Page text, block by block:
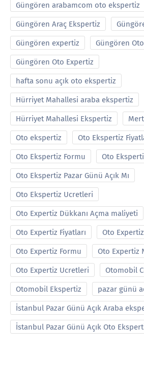
Güngören arabamcom oto ekspertiz
Güngören Araç Ekspertiz
Güngören expertiz Güngören
Güngören Oto Expertiz
hafta sonu açık oto ekspertiz
Hürriyet Mahallesi araba ekspertiz
Hürriyet Mahallesi Ekspertiz
Oto ekspertiz Oto Ekspertiz
Oto Ekspertiz Formu Oto
Oto Ekspertiz Pazar Günü Açık Mı
Oto Ekspertiz Ucretleri
Oto Expertiz Dükkanı Açma maliyeti
Oto Expertiz Fiyatları Oto
Oto Expertiz Formu Oto Expertiz
Oto Expertiz Ucretleri Otomobil
Otomobil Ekspertiz pazar günü
İstanbul Pazar Günü Açık Araba
İstanbul Pazar Günü Açık Oto